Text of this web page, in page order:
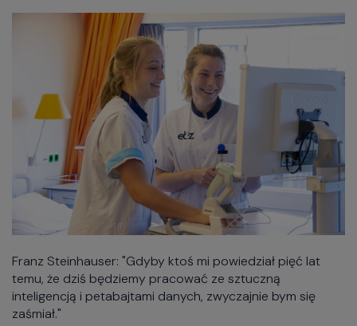
Franz Steinhauser: "Gdyby ktoś mi powiedział pięć lat
temu, że dziś będziemy pracować ze sztuczną
inteligencją i petabajtami danych, zwyczajnie bym się
zaśmiał."